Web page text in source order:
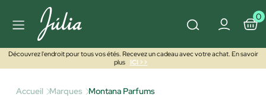
0
Découvrez l'endroit pour tous vos étés. Recevez un cadeau avec votre achat. En savoir
plus
ICI >>
Accueil Marques Montana Parfums